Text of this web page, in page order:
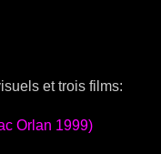
et trois films:
Orlan 1999)